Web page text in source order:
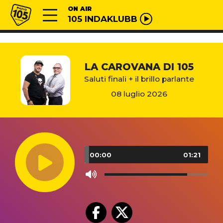
Vai al contenuto
Radio 105 ON AIR
105 INDAKLUBB
LA CAROVANA DI 105
Saluti finali + il brillo parlante
08 luglio 2026
Audio
Player
00:00 01:21
Use
keys